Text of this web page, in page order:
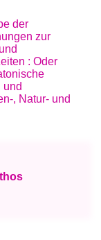
der
zur
: Oder
und
, Natur- und